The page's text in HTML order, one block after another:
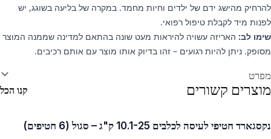
להרחיק מהישג ידם של ילדים וחיות מחמד. במקרה של בליעה בשוגג, יש
לפנות מיד לקבלת טיפול רפואי.
שימו לב: האריזה עשויה להיראות מעט שונה בהתאם למדינה שממנה המוצר
מסופק. ניתן להיות רגועים – זהו בדיוק אותו מוצר עם אותם רכיבים.
מפרט
מוצרים קשורים קנו הכל
נקסגארד חטיפי לעיסה לכלבים 10.1-25 ק"ג – סגול (6 חטיפים)